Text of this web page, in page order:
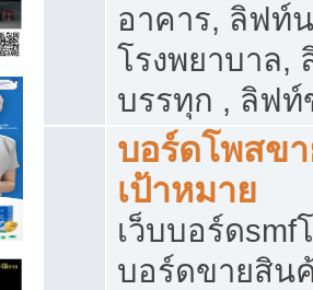
อาคาร, ลิฟท์
โรงพยาบาล,
บรรทุก , ลิฟท์
บอร์ดโพสข
เป้าหมาย
เว็บบอร์ดsmf
บอร์ดขายสิน